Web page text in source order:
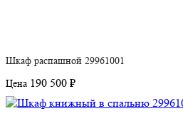
Шкаф распашной 29961001
Цена 190 500 ₽